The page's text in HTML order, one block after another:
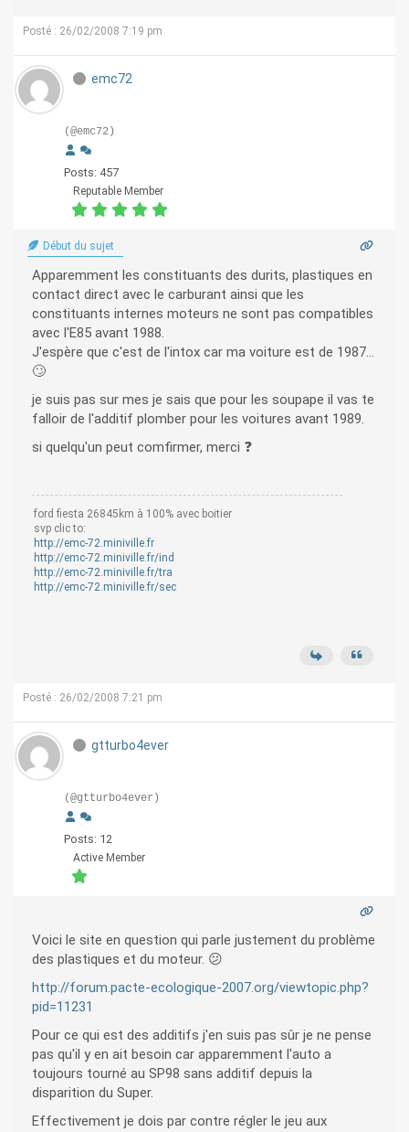
Posté : 26/02/2008 7:19 pm
emc72
(@emc72)
Posts: 457
Reputable Member
Début du sujet
Apparemment les constituants des durits, plastiques en
contact direct avec le carburant ainsi que les
constituants internes moteurs ne sont pas compatibles
avec l'E85 avant 1988.
J'espère que c'est de l'intox car ma voiture est de 1987...
🙄
je suis pas sur mes je sais que pour les soupape il vas te
falloir de l'additif plomber pour les voitures avant 1989.
si quelqu'un peut comfirmer, merci ❓
ford fiesta 26845km à 100% avec boitier
svp clic to:
http://emc-72.miniville.fr
http://emc-72.miniville.fr/ind
http://emc-72.miniville.fr/tra
http://emc-72.miniville.fr/sec
Posté : 26/02/2008 7:21 pm
gtturbo4ever
(@gtturbo4ever)
Posts: 12
Active Member
Voici le site en question qui parle justement du problème
des plastiques et du moteur. 😕
http://forum.pacte-ecologique-2007.org/viewtopic.php?
pid=11231
Pour ce qui est des additifs j'en suis pas sûr je ne pense
pas qu'il y en ait besoin car apparemment l'auto a
toujours tourné au SP98 sans additif depuis la
disparition du Super.
Effectivement je dois par contre régler le jeu aux